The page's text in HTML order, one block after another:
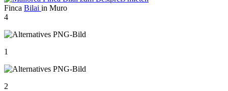
Finca Bilai in Muro
4
1
2